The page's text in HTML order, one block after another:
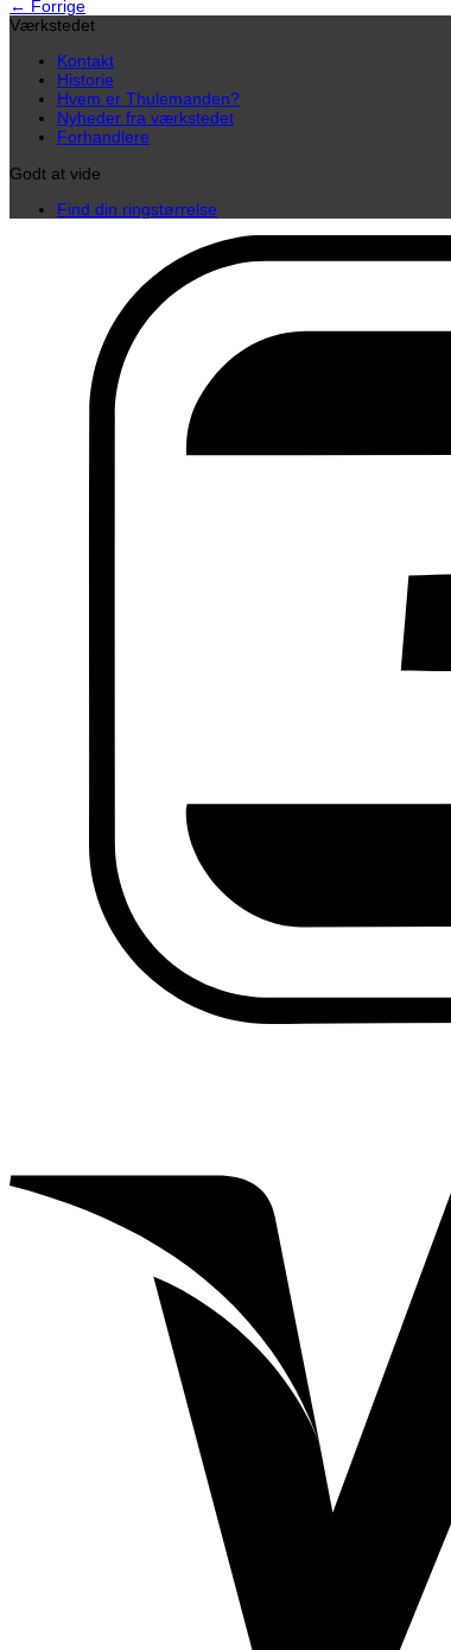
← Forrige
Værkstedet
Kontakt
Historie
Hvem er Thulemanden?
Nyheder fra værkstedet
Forhandlere
Godt at vide
Find din ringstørrelse